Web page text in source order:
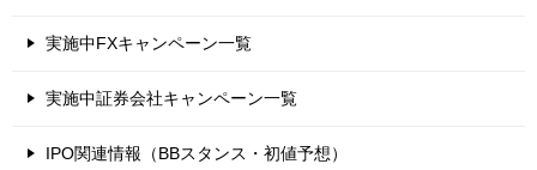
実施中FXキャンペーン一覧
実施中証券会社キャンペーン一覧
IPO関連情報（BBスタンス・初値予想）